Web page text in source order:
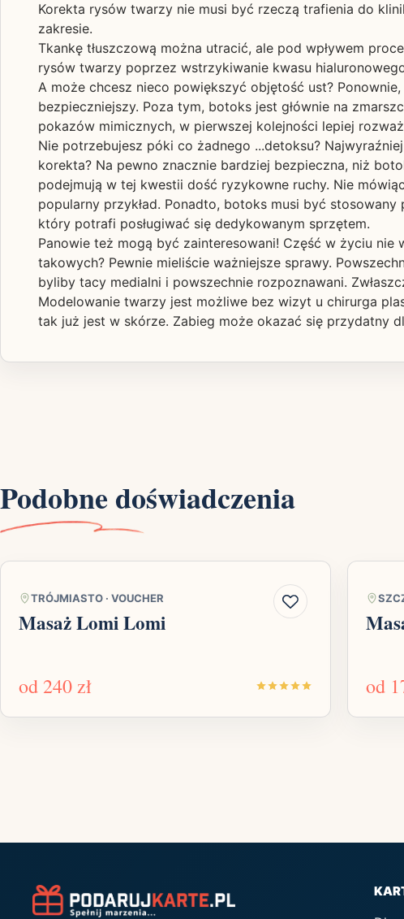
Korekta rysów twarzy nie musi być rzeczą trafienia do
zakresie.
Tkankę tłuszczową można utracić, ale pod wpływem
rysów twarzy poprzez wstrzykiwanie kwasu
A może chcesz nieco powiększyć objętość ust?
bezpieczniejszy. Poza tym, botoks jest głównie na
pokazów mimicznych, w pierwszej kolejności lepiej
Nie potrzebujesz póki co żadnego ...detoksu?
korekta? Na pewno znacznie bardziej bezpieczna, niż
podejmują w tej kwestii dość ryzykowne ruchy. Nie
popularny przykład. Ponadto, botoks musi być
który potrafi posługiwać się dedykowanym sprzętem.
Panowie też mogą być zainteresowani! Część w życiu
takowych? Pewnie mieliście ważniejsze sprawy.
byliby tacy medialni i powszechnie rozpoznawani.
Modelowanie twarzy jest możliwe bez wizyt u chirurga
tak już jest w skórze. Zabieg może okazać się przydatny
Podobne doświadczenia
TRÓJMIASTO · VOUCHER
Masaż Lomi Lomi
od 240 zł od